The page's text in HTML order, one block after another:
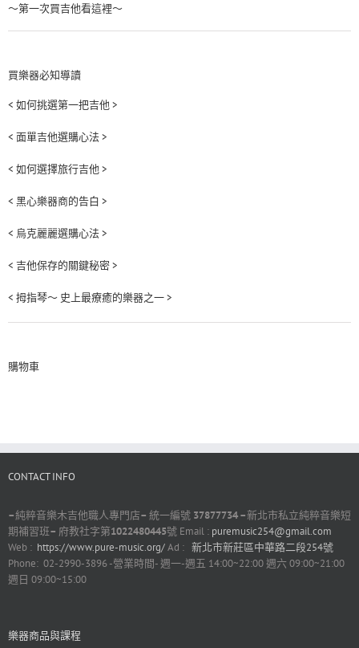
～第一次買吉他看這裡～
買樂器必知導讀
< 如何挑選第一把吉他 >
< 面單吉他選購心法 >
< 如何選擇旅行吉他 >
< 黑心樂器商的告白 >
< 烏克麗麗選購心法 >
< 吉他保存的關鍵秘密 >
< 拇指琴～ 史上最療癒的樂器之一 >
購物車
CONTACT INFO
–純粹音樂木吉他職人專門店– 統一編號 37877734 –新北市私立純粹音樂短
期補習班– 府教社字第1022480445號 Email : puremusic254@gmail.com
Web : https://www.pure-music.org/Ad : 新北市新莊區中華路二段254號
Phone: 02-2990-3896 -營業時間- 週一-週五 14:00~22:00 週六 09:00~21:00
週日 09:00~15:00
樂器商品與課程